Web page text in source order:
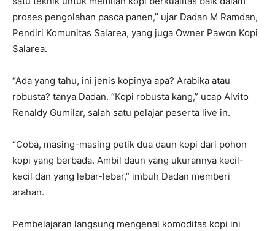
proses pengolahan pasca panen,” ujar Dadan M Ramdan,
Pendiri Komunitas Salarea, yang juga Owner Pawon Kopi
Salarea.
“Ada yang tahu, ini jenis kopinya apa? Arabika atau
robusta? tanya Dadan. “Kopi robusta kang,” ucap Alvito
Renaldy Gumilar, salah satu pelajar peserta live in.
“Coba, masing-masing petik dua daun kopi dari pohon
kopi yang berbada. Ambil daun yang ukurannya kecil-
kecil dan yang lebar-lebar,” imbuh Dadan memberi
arahan.
Pembelajaran langsung mengenal komoditas kopi ini